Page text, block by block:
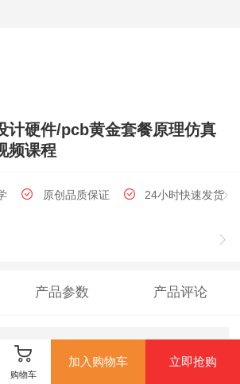
计硬件/pcb黄金套餐原理仿真
频课程
原创品质保证 24小时快速发货
产品参数 产品评论
购物车
加入购物车 立即抢购